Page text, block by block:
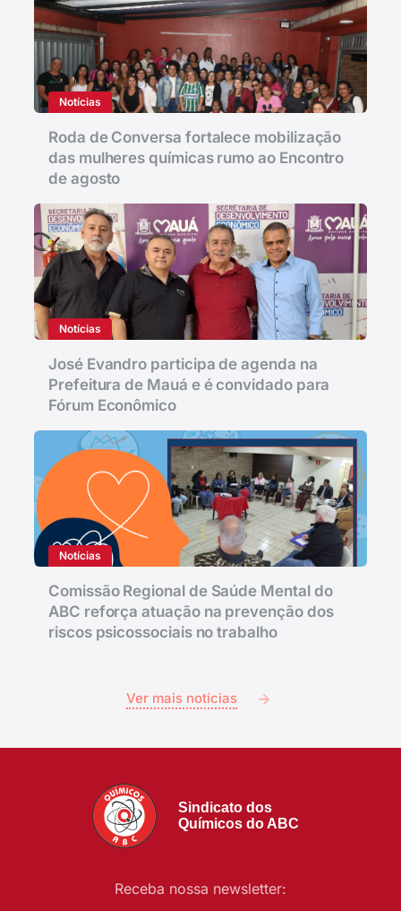
Notícias
Roda de Conversa fortalece mobilização
das mulheres químicas rumo ao Encontro
de agosto
Notícias
José Evandro participa de agenda na
Prefeitura de Mauá e é convidado para
Fórum Econômico
Notícias
Comissão Regional de Saúde Mental do
ABC reforça atuação na prevenção dos
riscos psicossociais no trabalho
Ver mais notícias
Sindicato dos
Químicos do ABC
Receba nossa newsletter: